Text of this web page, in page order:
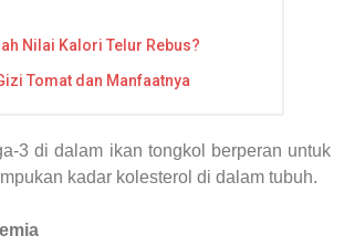
Nilai Kalori Telur Rebus?
Tomat dan Manfaatnya
3 di dalam ikan tongkol berperan untuk
kadar kolesterol di dalam tubuh.